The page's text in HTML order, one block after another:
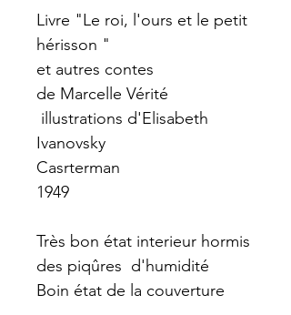
Livre "Le roi, l'ours et le petit
hérisson "
et autres contes
de Marcelle Vérité
illustrations d'Elisabeth
Ivanovsky
Casrterman
1949
Très bon état interieur hormis
des piqûres d'humidité
Boin état de la couverture